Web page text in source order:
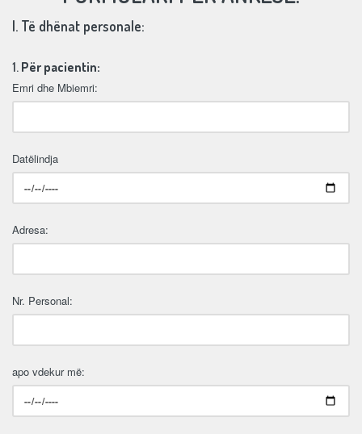
I. Të dhënat personale:
1. Për pacientin:
Emri dhe Mbiemri:
Datëlindja
Adresa:
Nr. Personal:
apo vdekur më: